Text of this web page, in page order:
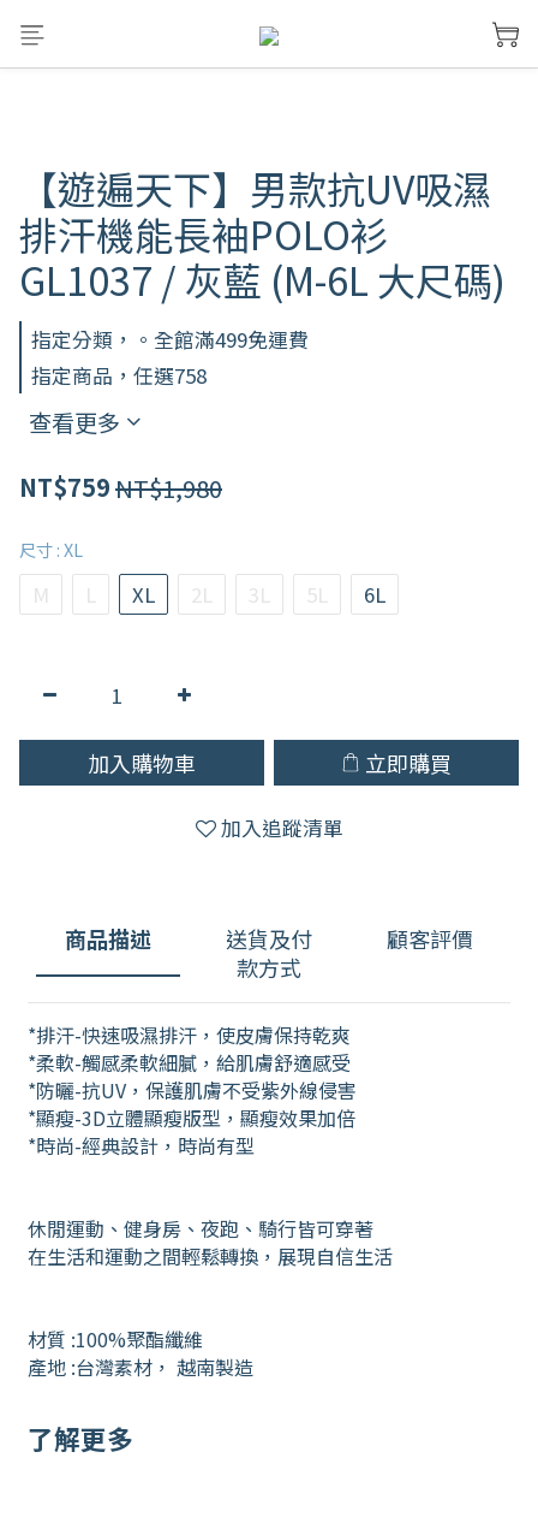
【遊遍天下】男款抗UV吸濕
排汗機能長袖POLO衫
GL1037 / 灰藍 (M-6L 大尺碼)
指定分類，。全館滿499免運費
指定商品，任選758
查看更多
NT$759NT$1,980
尺寸: XL
M L XL 2L 3L 5L 6L
加入購物車 立即購買
加入追蹤清單
商品描述
送貨及付
款方式
顧客評價
*排汗-快速吸濕排汗，使皮膚保持乾爽
*柔軟-觸感柔軟細膩，給肌膚舒適感受
*防曬-抗UV，保護肌膚不受紫外線侵害
*顯瘦-3D立體顯瘦版型，顯瘦效果加倍
*時尚-經典設計，時尚有型
休閒運動、健身房、夜跑、騎行皆可穿著
在生活和運動之間輕鬆轉換，展現自信生活
材質 :100%聚酯纖維
產地 :台灣素材， 越南製造
了解更多